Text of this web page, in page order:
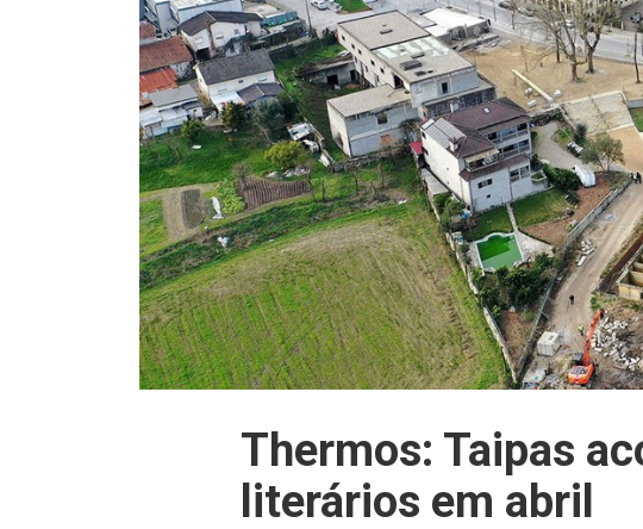
Thermos: Taipas
literários em abril